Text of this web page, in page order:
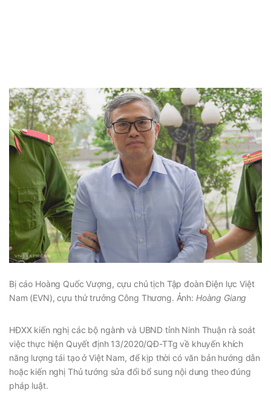
Bị cáo Hoàng Quốc Vượng, cựu chủ tịch Tập đoàn Điện lực Việt
Nam (EVN), cựu thứ trưởng Công Thương. Ảnh: Hoàng Giang
HĐXX kiến nghị các bộ ngành và UBND tỉnh Ninh Thuận rà soát
việc thực hiện Quyết định 13/2020/QĐ-TTg về khuyến khích
năng lượng tái tạo ở Việt Nam, để kịp thời có văn bản hướng dẫn
hoặc kiến nghị Thủ tướng sửa đổi bổ sung nội dung theo đúng
pháp luật.